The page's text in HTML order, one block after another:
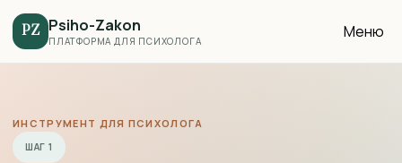
PZ Psiho-Zakon
ПЛАТФОРМА ДЛЯ ПСИХОЛОГА Меню
ИНСТРУМЕНТ ДЛЯ ПСИХОЛОГА
ШАГ 1